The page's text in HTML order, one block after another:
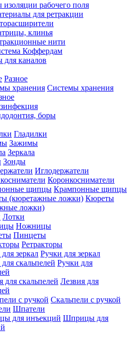
рабочего поля
для ретракции
клинья
нити
Коффердам
каналов
Разное
Системы хранения
боры
Гладилки
Зажимы
Зеркала
Зонды
Иглодержатели
Коронкосниматели
Крампонные щипцы
Кюреты
ложки)
Лотки
Ножницы
Пинцеты
Ретракторы
Ручки для зеркал
Ручки для
Лезвия для
Скальпели с ручкой
Шпатели
Шприцы для